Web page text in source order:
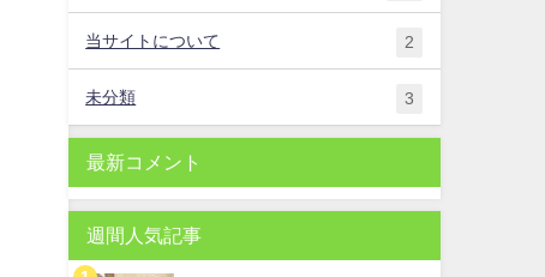
当サイトについて 2
未分類 3
最新コメント
週間人気記事